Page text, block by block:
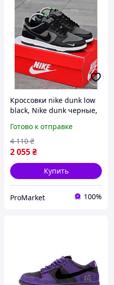
Кроссовки nike dunk low
black, Nike dunk черные,
pro, на лето
Готово к отправке
2 055₴
4 110 ₴
Купить
ProMarket 100%